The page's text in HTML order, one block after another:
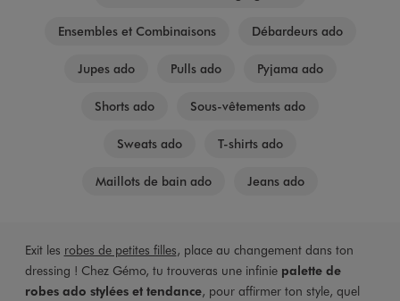
Ensembles et Combinaisons Débardeurs ado
Jupes ado Pulls ado Pyjama ado
Shorts ado Sous-vêtements ado
Sweats ado T-shirts ado
Maillots de bain ado Jeans ado
Exit les robes de petites filles, place au changement dans ton
dressing ! Chez Gémo, tu trouveras une infinie palette de
robes ado stylées et tendance, pour affirmer ton style, quel